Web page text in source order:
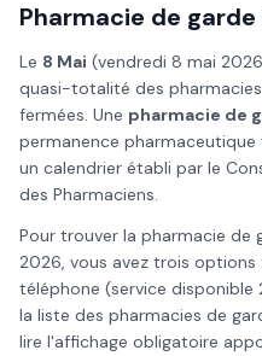
Pharmacie de garde
Le 8 Mai (vendredi 8 mai 2026
quasi-totalité des
fermées. Une pharmacie de
permanence
un calendrier établi par le
des Pharmaciens.
Pour trouver la pharmacie de
2026, vous avez trois options
téléphone (service
la liste des pharmacies de
lire l'affichage obligatoire